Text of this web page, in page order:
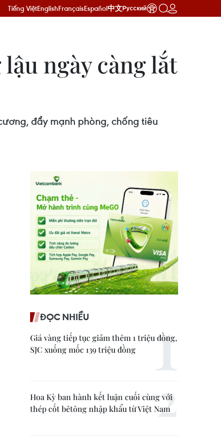
Tiếng ViệtEnglishFrançaisEspañol中文Русский
ngày càng lắt
đẩy mạnh phòng, chống tiêu
ĐỌC NHIỀU
Giá vàng tiếp tục giảm thêm 1 triệu đồng,
SJC xuống mốc 139 triệu đồng
Hoa Kỳ ban hành kết luận cuối cùng với
thép cốt bêtông nhập khẩu từ Việt Nam